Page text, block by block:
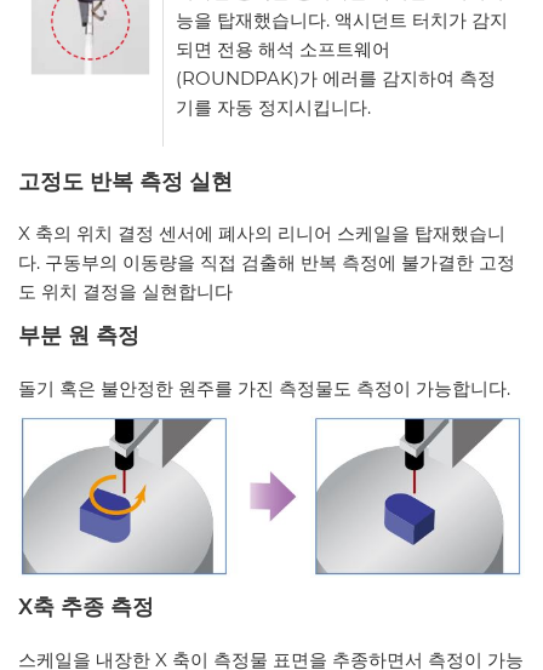
능을 탑재했습니다. 액시던트 터치가 감지
되면 전용 해석 소프트웨어
(ROUNDPAK)가 에러를 감지하여 측정
기를 자동 정지시킵니다.
고정도 반복 측정 실현
X 축의 위치 결정 센서에 폐사의 리니어 스케일을 탑재했습니
다. 구동부의 이동량을 직접 검출해 반복 측정에 불가결한 고정
도 위치 결정을 실현합니다
부분 원 측정
돌기 혹은 불안정한 원주를 가진 측정물도 측정이 가능합니다.
X축 추종 측정
스케일을 내장한 X 축이 측정물 표면을 추종하면서 측정이 가능